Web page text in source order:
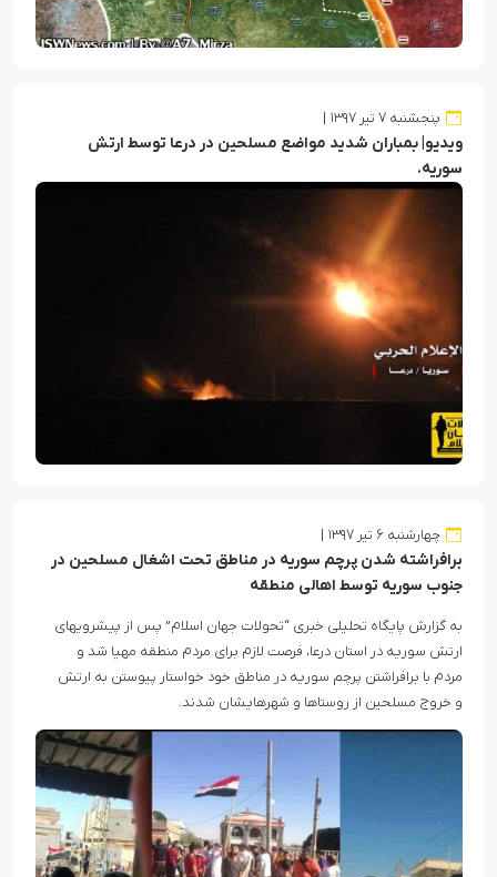
پنجشنبه ۷ تیر ۱۳۹۷
ویدیو| بمباران شدید مواضع مسلحین در درعا توسط ارتش
سوریه.
چهارشنبه ۶ تیر ۱۳۹۷
برافراشته شدن پرچم سوریه در مناطق تحت اشغال مسلحین در
جنوب سوریه توسط اهالی منطقه
به گزارش پایگاه تحلیلی خبری “تحولات جهان اسلام” پس از پیشرویهای
ارتش سوریه در استان درعا، فرصت لازم برای مردم منطقه مهیا شد و
مردم با برافراشتن پرچم سوریه در مناطق خود خواستار پیوستن به ارتش
و خروج مسلحین از روستاها و شهرهایشان شدند.